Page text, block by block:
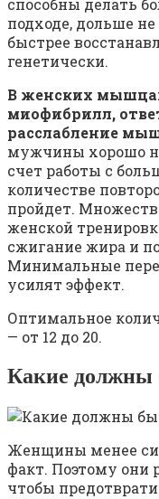
способны делать
подходе, дольше
быстрее
генетически.
В женских
миофибрилл,
расслабление
мужчины хорошо
счет работы с
количестве
пройдет.
женской
сжигание жира и
Минимальные
усилят эффект.
Оптимальное
— от 12 до 20.
Какие должны
Женщины менее
факт. Поэтому они
чтобы